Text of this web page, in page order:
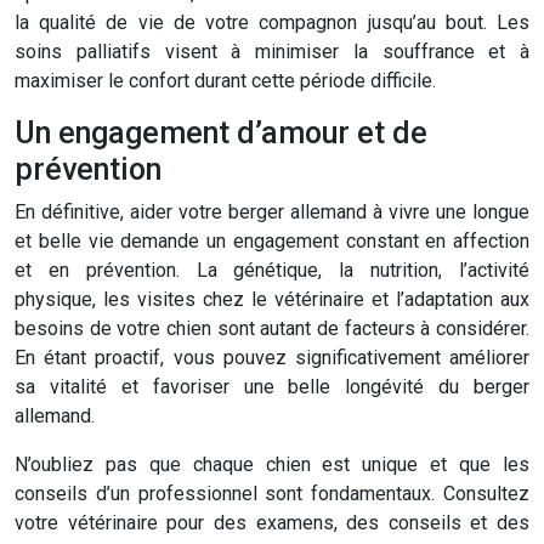
la qualité de vie de votre compagnon jusqu’au bout. Les
soins palliatifs visent à minimiser la souffrance et à
maximiser le confort durant cette période difficile.
Un engagement d’amour et de
prévention
En définitive, aider votre berger allemand à vivre une longue
et belle vie demande un engagement constant en affection
et en prévention. La génétique, la nutrition, l’activité
physique, les visites chez le vétérinaire et l’adaptation aux
besoins de votre chien sont autant de facteurs à considérer.
En étant proactif, vous pouvez significativement améliorer
sa vitalité et favoriser une belle longévité du berger
allemand.
N’oubliez pas que chaque chien est unique et que les
conseils d’un professionnel sont fondamentaux. Consultez
votre vétérinaire pour des examens, des conseils et des